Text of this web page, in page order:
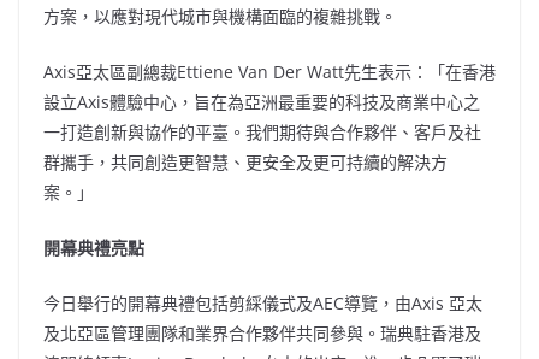
方案，以應對現代城市與機構面臨的複雜挑戰。
Axis亞太區副總裁Ettiene Van Der Watt先生表示：「在香港
設立Axis體驗中心，旨在為亞洲最重要的科技及商業中心之
一打造創新與協作的平臺。我們期待與合作夥伴、客戶及社
群攜手，共同創造更智慧、更安全及更可持續的解決方
案。」
開幕典禮亮點
今日舉行的開幕典禮包括剪綵儀式及AEC導覽，由Axis 亞太
及北亞區管理團隊和業界合作夥伴共同參與。瑞典駐香港及